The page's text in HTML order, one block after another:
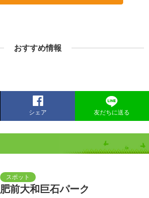
おすすめ情報
シェア 友だちに送る
肥前大和巨石パーク